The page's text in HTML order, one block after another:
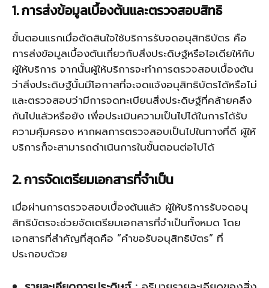
1. การส่งข้อมูลเบื้องต้นและตรวจสอบสิทธิ
ขั้นตอนแรกเมื่อตัดสินใจใช้บริการรับจดอนุสิทธิบัตร คือ
การส่งข้อมูลเบื้องต้นเกี่ยวกับสิ่งประดิษฐ์หรือไอเดียให้กับ
ผู้ให้บริการ จากนั้นผู้ให้บริการจะทำการตรวจสอบเบื้องต้น
ว่าสิ่งประดิษฐ์นั้นมีโอกาสที่จะจดแจ้งอนุสิทธิบัตรได้หรือไม่
และตรวจสอบว่ามีการจดทะเบียนสิ่งประดิษฐ์ที่คล้ายคลึง
กันไปแล้วหรือยัง เพื่อประเมินความเป็นไปได้ในการได้รับ
ความคุ้มครอง หากผลการตรวจสอบเป็นไปในทางที่ดี ผู้ให้
บริการก็จะสามารถดำเนินการในขั้นตอนต่อไปได้
2. การจัดเตรียมเอกสารที่จำเป็น
เมื่อผ่านการตรวจสอบเบื้องต้นแล้ว ผู้ให้บริการรับจดอนุ
สิทธิบัตรจะช่วยจัดเตรียมเอกสารที่จำเป็นทั้งหมด โดย
เอกสารที่สำคัญที่สุดคือ “คำขอรับอนุสิทธิบัตร” ที่
ประกอบด้วย